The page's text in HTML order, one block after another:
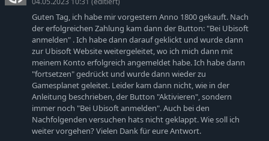
Tritt Der Anno Union Bei
Begleite das Team von Ubisoft Blue Byte bei der Schöpfung von
Anno 1800™. Hol dir auf anno-union.com die aktuellsten
Neuigkeiten sowie Einblicke in die Entwicklung und Inhalte. Hilf
uns dabei, das Spiel zu gestalten! Wir bitten Spieler
regelmäßig, Feedback zu geben und laden dazu ein, über
Funktionen abzustimmen, Inhalte zu kreieren und das Spiel
während der Entwicklung zu testen.
Guten Tag, ich habe mir vorgestern Anno 1800 gekauft. Nach
der erfolgreichen Zahlung kam dann der Button: "Bei Ubisoft
anmelden" . Ich habe dann darauf geklickt und wurde dann
zur Ubisoft Website weitergeleitet, wo ich mich dann mit
meinem Konto erfolgreich angemeldet habe. Ich habe dann
"fortsetzen" gedrückt und wurde dann wieder zu
Gamesplanet geleitet. Leider kam dann nicht, wie in der
Anleitung beschrieben, der Button "Aktivieren", sondern
immer noch "Bei Ubisoft anmelden". Auch bei den
Nachfolgenden versuchen hats nicht geklappt. Wie soll ich
weiter vorgehen? Vielen Dank für eure Antwort.